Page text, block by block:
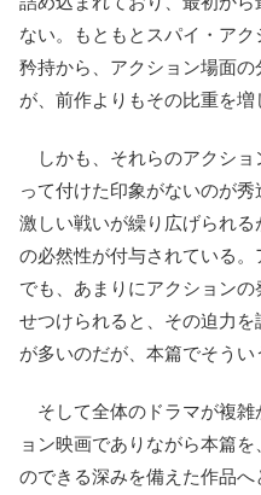
ない。もともとスパイ・ア
矜持から、アクション場面
が、前作よりもその比重を増
しかも、それらのアクショ
って付けた印象がないのが
激しい戦いが繰り広げられ
の必然性が付与されている
でも、あまりにアクション
せつけられると、その迫力
が多いのだが、本篇でそうい
そして全体のドラマが複雑
ョン映画でありながら本篇
のできる深みを備えた作品